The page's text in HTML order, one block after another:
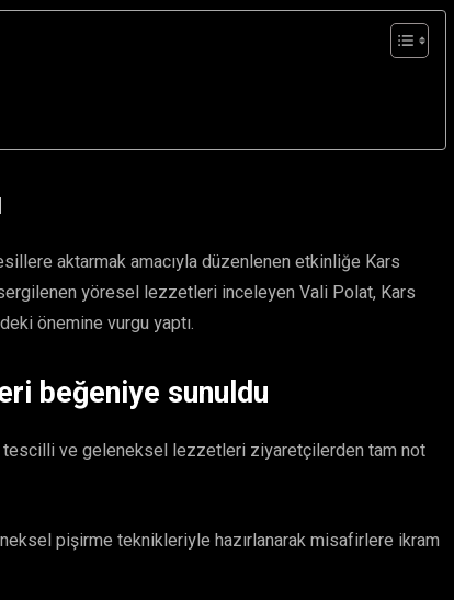
aktarmak amacıyla düzenlenen etkinliğe Kars
yöresel lezzetleri inceleyen Vali Polat, Kars
önemine vurgu yaptı.
beğeniye sunuldu
ve geleneksel lezzetleri ziyaretçilerden tam not
pişirme teknikleriyle hazırlanarak misafirlere ikram